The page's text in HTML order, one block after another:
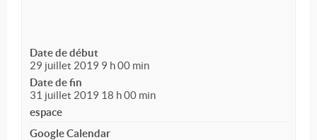
Date de début
29 juillet 2019 9 h 00 min
Date de fin
31 juillet 2019 18 h 00 min
espace
Google Calendar